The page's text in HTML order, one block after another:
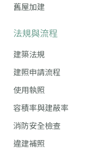
舊屋加建
法規與流程
建築法規
建照申請流程
使用執照
容積率與建蔽率
消防安全檢查
違建補照